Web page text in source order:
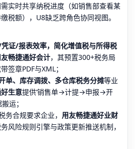
实时共享纳税进度（如销售部查看某
税额），U8缺乏跨角色协同视图。
证/报表效率，简化增值税与所得税
畅捷通好会计，其预置300+税务局
签章PDF与XML；
单、库存调拨、多仓库税务分摊等业
生意提供‘销售单→计提→申报→开
运；
务合规要求企业， 用友畅捷通好业财
风险规则引擎与政策更新推送机制，